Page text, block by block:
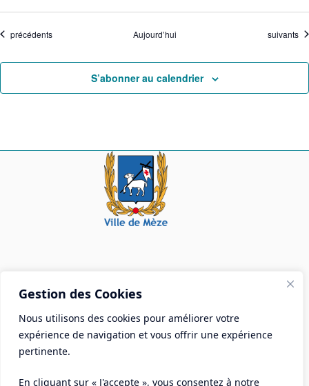
Gestion des Cookies
Nous utilisons des cookies pour améliorer votre
expérience de navigation et vous offrir une expérience
pertinente.
En cliquant sur « J'accepte », vous consentez à notre
Évènements
précédents Aujourd’hui suivants
S’abonner au calendrier
Mairie de Mèze
Place Aristide Briand - BP 28 34140 Mèze
Tél :04 67 18 30 30
Mail :